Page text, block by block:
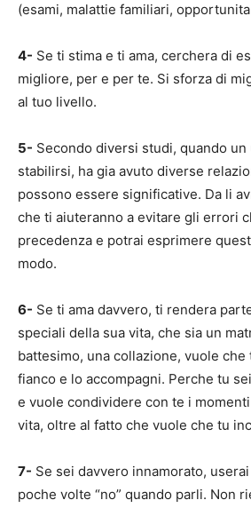
(esami, malattie familiari,
4- Se ti stima e ti ama, cerchera di
migliore, per e per te. Si sforza di
al tuo livello.
5- Secondo diversi studi, quando
stabilirsi, ha gia avuto diverse
possono essere significative. Da li
che ti aiuteranno a evitare gli errori
precedenza e potrai esprimere
modo.
6- Se ti ama davvero, ti rendera
speciali della sua vita, che sia un
battesimo, una collazione, vuole che
fianco e lo accompagni. Perche tu
e vuole condividere con te i
vita, oltre al fatto che vuole che tu
7- Se sei davvero innamorato, userai
poche volte “no” quando parli. Non